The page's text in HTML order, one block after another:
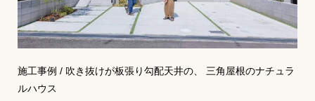
施工事例 / 吹き抜けが板張り勾配天井の、 三角屋根のナチュラ
ルハウス